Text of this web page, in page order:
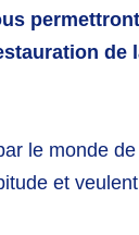
de
le monde de
et